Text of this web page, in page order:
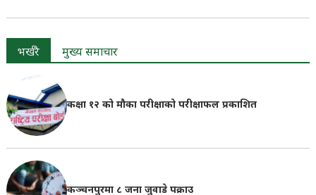
भर्खरै मुख्य समाचार
कक्षा १२ को मौका परीक्षाको परीक्षाफल प्रकाशित
कञ्चनपुरमा ८ जना जुवाडे पक्राउ